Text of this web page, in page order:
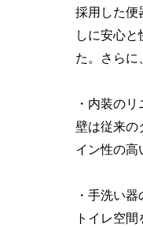
採用した便
しに安心
た。さらに
・内装の
壁は従来の
イン性の高
・手洗い
トイレ空